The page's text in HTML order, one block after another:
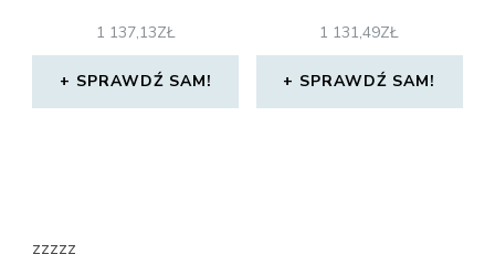
1 137,13ZŁ
SPRAWDŹ SAM!
1 131,49ZŁ
SPRAWDŹ SAM!
zzzzz